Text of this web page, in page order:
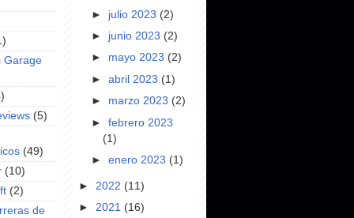
Garage
(5)
(49)
(10)
(2)
de
► julio 2023 (2)
► junio 2023 (2)
► mayo 2023 (2)
►abril 2023 (1)
► marzo 2023 (2)
►febrero 2023
(1)
►enero 2023 (1)
► 2022 (11)
► 2021 (16)